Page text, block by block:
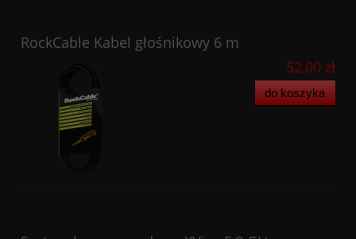
RockCable Kabel głośnikowy 6 m
52,00 zł
do koszyka